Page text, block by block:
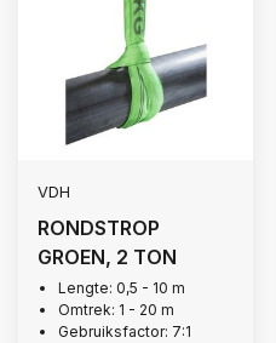
VDH
RONDSTROP
GROEN, 2 TON
Lengte: 0,5 - 10 m
Omtrek: 1 - 20 m
Gebruiksfactor: 7:1